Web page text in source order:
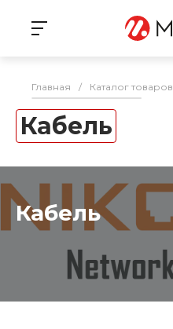
Главная / Каталог товаров
Кабель
Кабель